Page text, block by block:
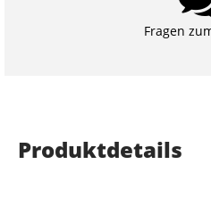
Fragen
Produktdetails